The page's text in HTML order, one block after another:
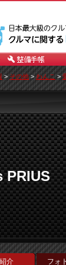
>その他 >わんこ>
PRIUS
介 フォ